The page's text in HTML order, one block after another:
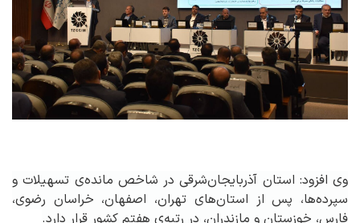
وی افزود: استان آذربایجان‌شرقی در شاخص مانده‌ی تسهیلات و
سپرده‌ها، پس از استان‌های تهران، اصفهان، خراسان رضوی،
فارس، خوزستان و مازندران، در رتبه‌ی هفتم کشور قرار دارد.